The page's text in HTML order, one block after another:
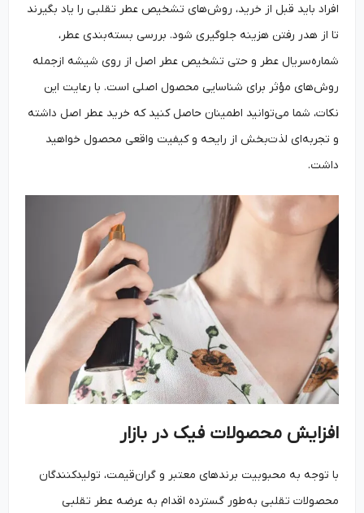
افراد باید قبل از خرید، روش‌های تشخیص عطر تقلبی را یاد بگیرند
تا از هدر رفتن هزینه جلوگیری شود. بررسی بسته‌بندی عطر،
شماره‌سریال عطر و حتی تشخیص عطر اصل از روی شیشه ازجمله
روش‌های مؤثر برای شناسایی محصول اصلی است. با رعایت این
نکات، شما می‌توانید اطمینان حاصل کنید که خرید عطر اصل داشته
و تجربه‌ای لذت‌بخش از رایحه و کیفیت واقعی محصول خواهید
داشت.
افزایش محصولات فیک در بازار
با توجه به محبوبیت برندهای معتبر و گران‌قیمت، تولیدکنندگان
محصولات تقلبی به‌طور گسترده اقدام به عرضه عطر تقلبی